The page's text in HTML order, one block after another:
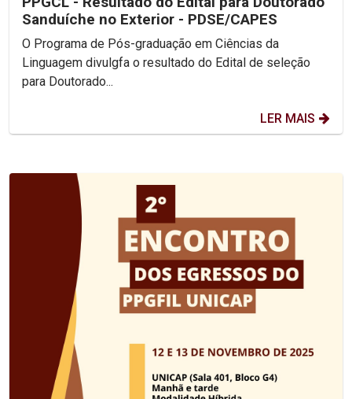
Sanduíche no Exterior - PDSE/CAPES
O Programa de Pós-graduação em Ciências da
Linguagem divulgfa o resultado do Edital de seleção
para Doutorado...
LER MAIS